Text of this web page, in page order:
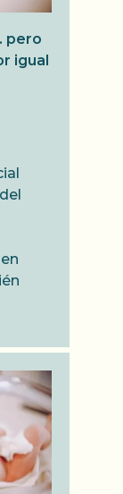
pero
igual